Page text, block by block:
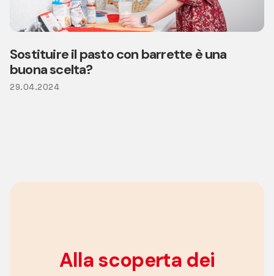
Sostituire il pasto con barrette è una
buona scelta?
29.04.2024
Alla scoperta dei